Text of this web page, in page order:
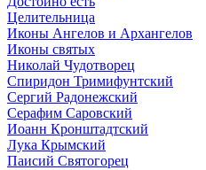
Целительница
Иконы Ангелов и Архангелов
Иконы святых
Николай Чудотворец
Спиридон Тримифунтский
Сергий Радонежский
Серафим Саровский
Иоанн Кронштадтский
Лука Крымский
Паисий Святогорец